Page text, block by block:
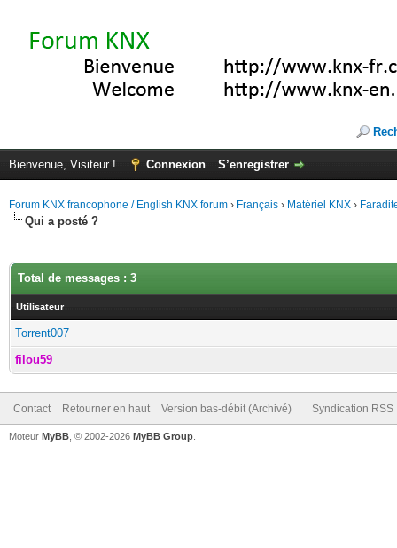
Bienvenue, Visiteur ! Connexion S’enregistrer
Forum KNX francophone / English KNX forum › Français › Matériel KNX ›
Qui a posté ?
Total de messages : 3
Utilisateur
Torrent007
filou59
Contact Retourner en haut Version bas-débit (Archivé) Syndication RSS
Moteur MyBB , © 2002-2026 MyBB Group